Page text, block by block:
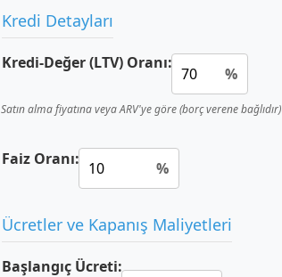
Kredi Detayları
Kredi-Değer (LTV) Oranı:
%
Satın alma fiyatına veya ARV'ye göre (borç verene bağlıdır)
Faiz Oranı: %
Ücretler ve Kapanış Maliyetleri
Başlangıç Ücreti: